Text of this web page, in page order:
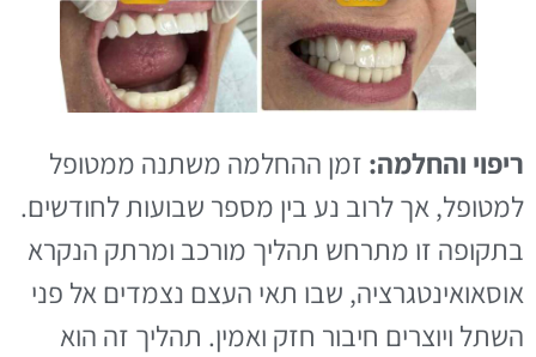
ריפוי והחלמה: זמן ההחלמה משתנה ממטופל
למטופל, אך לרוב נע בין מספר שבועות לחודשים.
בתקופה זו מתרחש תהליך מורכב ומרתק הנקרא
אוסאואינטגרציה, שבו תאי העצם נצמדים אל פני
השתל ויוצרים חיבור חזק ואמין. תהליך זה הוא